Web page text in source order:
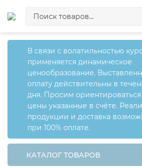
В связи с волатильностью
применяется динамическое
ценообразование.
оплату действительны в
дня. Просим ориентироваться
цены указанные в счёте.
продукции и доставка
при 100% оплате.
КАТАЛОГ ТОВАРОВ